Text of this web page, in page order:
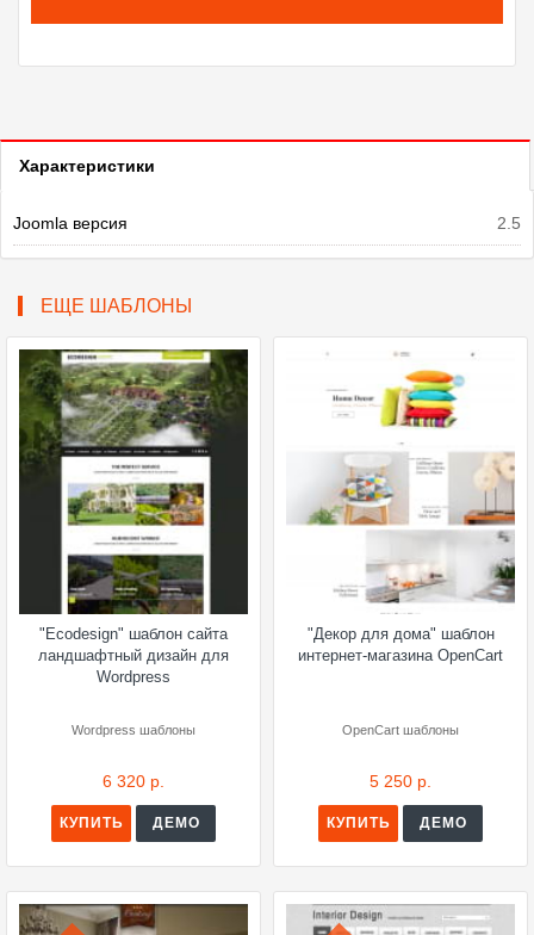
Характеристики
Joomla версия 2.5
ЕЩЕ ШАБЛОНЫ
"Ecodesign" шаблон сайта
ландшафтный дизайн для
Wordpress
Wordpress шаблоны
6 320 р.
КУПИТЬ ДЕМО
"Декор для дома" шаблон
интернет-магазина OpenCart
OpenCart шаблоны
5 250 р.
КУПИТЬ ДЕМО